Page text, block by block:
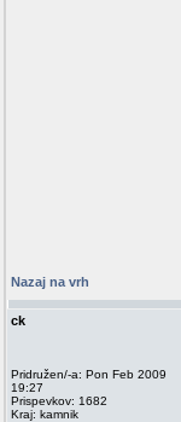
Nazaj na vrh
ck
Pridružen/-a: Pon Feb 2009
19:27
Prispevkov: 1682
Kraj: kamnik